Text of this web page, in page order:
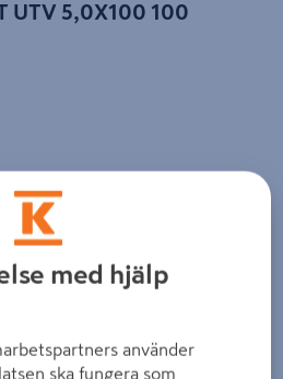
UTV 5,0X100 100
med hjälp
använder
ska fungera som